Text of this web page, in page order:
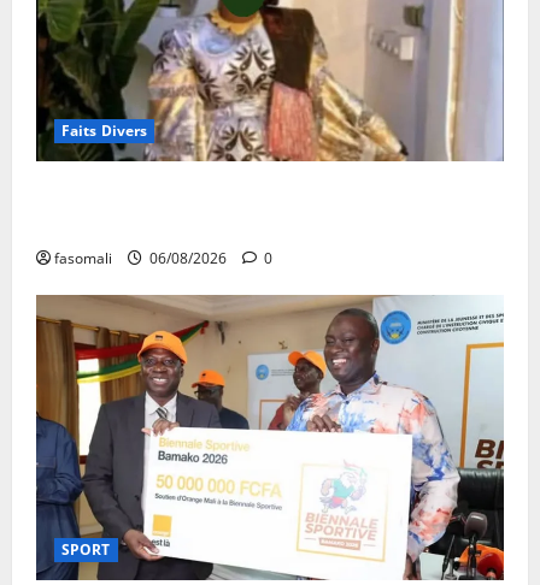
Faits Divers
fasomali 06/08/2026 0
SPORT